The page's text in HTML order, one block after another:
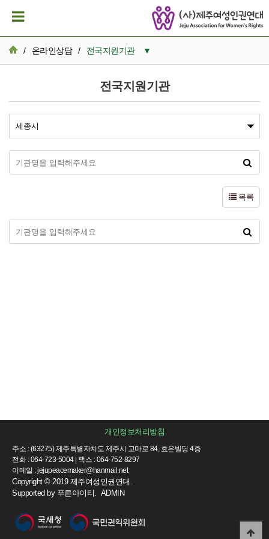
/ 온라인상담 / 전국지원기관 ▼
나의사건검색
전국지원기관
목록
개인정보처리방침
주소 : (63275) 제주특별자치도 제주시 고마로 84, 효은빌딩 4층
전화 : 064-723-5004 | 팩스 : 064-752-8297
이메일 : jejupeacemaker@hanmail.net
Copyright © 2019 제주여성인권연대.
Supported by 푸른아이티. ADMIN